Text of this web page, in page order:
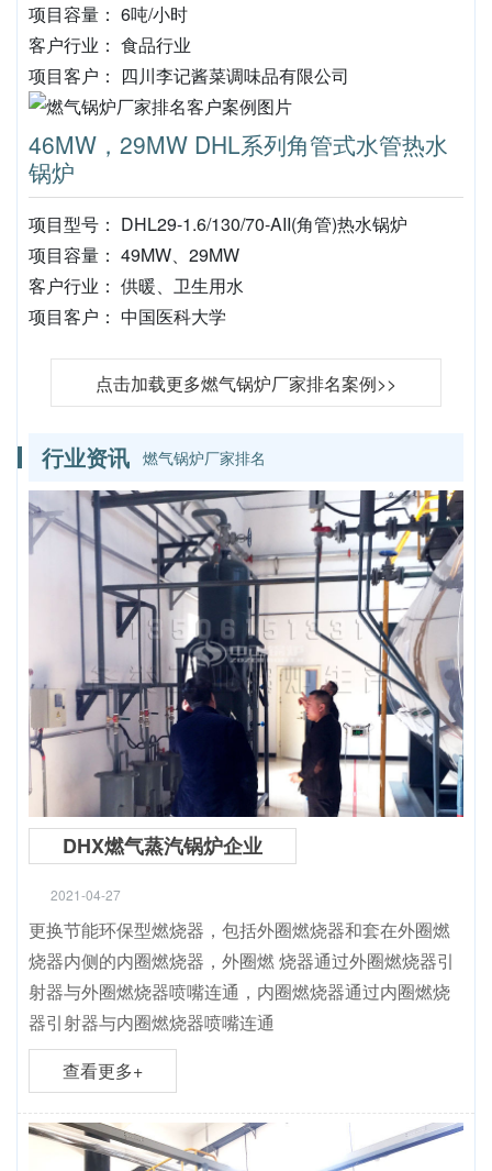
项目容量： 6吨/小时
客户行业： 食品行业
项目客户： 四川李记酱菜调味品有限公司
46MW，29MW DHL系列角管式水管热水
锅炉
项目型号： DHL29-1.6/130/70-AII(角管)热水锅炉
项目容量： 49MW、29MW
客户行业： 供暖、卫生用水
项目客户： 中国医科大学
点击加载更多燃气锅炉厂家排名案例>>
行业资讯 燃气锅炉厂家排名
DHX燃气蒸汽锅炉企业
2021-04-27
更换节能环保型燃烧器，包括外圈燃烧器和套在外圈燃
烧器内侧的内圈燃烧器，外圈燃 烧器通过外圈燃烧器引
射器与外圈燃烧器喷嘴连通，内圈燃烧器通过内圈燃烧
器引射器与内圈燃烧器喷嘴连通
查看更多+